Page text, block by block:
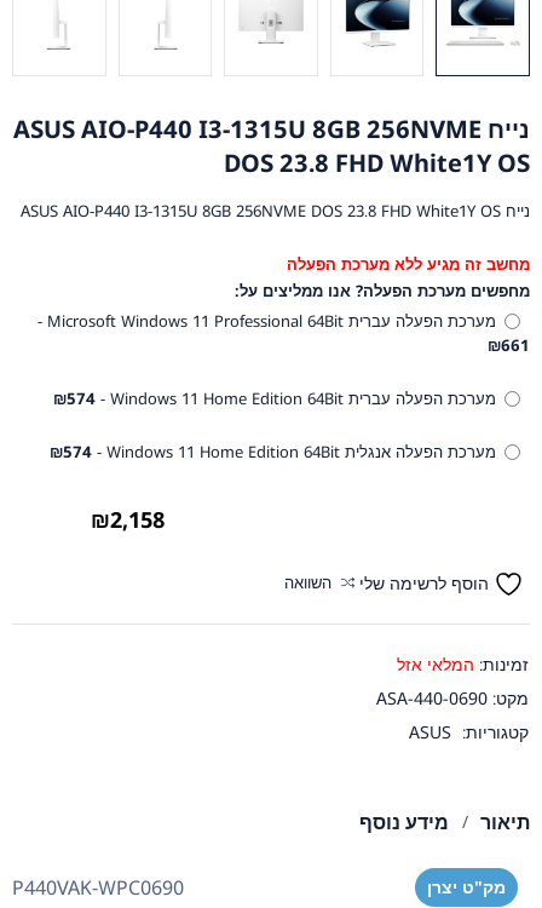
נייח ASUS AIO-P440 I3-1315U 8GB 256NVME
DOS 23.8 FHD White1Y OS
נייח ASUS AIO-P440 I3-1315U 8GB 256NVME DOS 23.8 FHD White1Y OS
מחשב זה מגיע ללא מערכת הפעלה
מחפשים מערכת הפעלה? אנו ממליצים על:
מערכת הפעלה עברית Microsoft Windows 11 Professional 64Bit -
₪661
מערכת הפעלה עברית Windows 11 Home Edition 64Bit - ₪574
מערכת הפעלה אנגלית Windows 11 Home Edition 64Bit - ₪574
₪2,158
הוסף לרשימה שלי השוואה
זמינות: המלאי אזל
מקט: ASA-440-0690
קטגוריות: ASUS
תיאור מידע נוסף
מק"ט יצרן P440VAK-WPC0690